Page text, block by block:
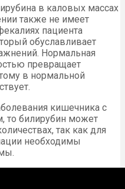
в каловых массах
также не имеет
пациента
обуславливает
Нормальная
превращает
в нормальной
кишечника с
то билирубин может
так как для
необходимы